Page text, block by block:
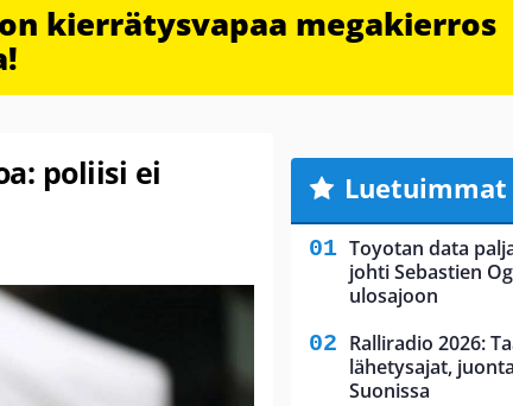
kierrätysvapaa megakierros
poliisi ei
Luetuimmat
Toyotan data
johti Sebastien
ulosajoon
Ralliradio 2026:
lähetysajat,
Suonissa